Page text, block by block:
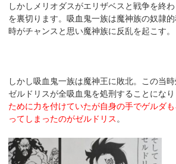
しかしメリオダスがエリザベスと戦争を終
を裏切ります。吸血鬼一族は魔神族の奴隷
時がチャンスと思い魔神族に反乱を起こす。
しかし吸血鬼一族は魔神王に敗北。この当
ゼルドリスが全吸血鬼を処刑することにな
ために力を付けていたが自身の手でゲルダ
ってしまったのがゼルドリス 。